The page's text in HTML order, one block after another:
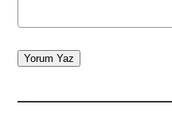
Yorum Yaz